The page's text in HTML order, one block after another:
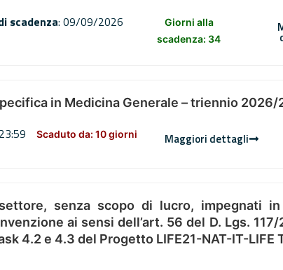
scadenza: 09/09/2026
Giorni alla
scadenza: 34
in Medicina Generale – triennio 2026/
Scaduto da: 10 giorni Maggiori dettagli
senza scopo di lucro, impegnati
ai sensi dell’art. 56 del D. Lgs. 117/
4.2 e 4.3 del Progetto LIFE21-NAT-IT-LIFE